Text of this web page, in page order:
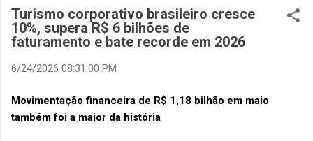
custa ao setor US$ 6,3 bilhões anualmente. Cada mala
extraviada acarreta um custo médio de US$ 260. Com um
lucro líquido médio de apenas US$ 8 por passageiro, uma mala
cinco anulam o lucro de um voo inteiro. O núme...
Turismo corporativo brasileiro cresce
10%, supera R$ 6 bilhões de
faturamento e bate recorde em 2026
6/24/2026 08:31:00 PM
Movimentação financeira de R$ 1,18 bilhão em maio
também foi a maior da história